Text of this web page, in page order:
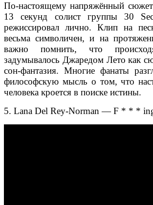
По-настоящему напряжённый
13 секунд солист группы 30
режиссировал лично. Клип на
весьма символичен, и на
важно помнить, что
задумывалось Джаредом Лето как
сон-фантазия. Многие фанаты
философскую мысль о том, что
человека кроется в поиске истины.
5. Lana Del Rey-Norman — F * * *